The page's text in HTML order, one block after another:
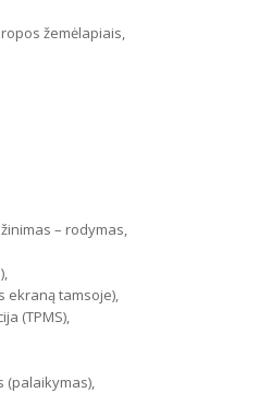
žemėlapiais,
– rodymas,
ekraną tamsoje),
(TPMS),
(palaikymas),